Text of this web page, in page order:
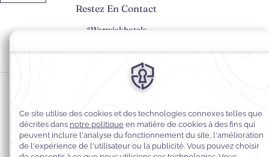
Restez En Contact
#Warwickhotels
Préférences en matière de cookies
Politique de confidentialité
Accessibilité du Web
Contact
Conditions générales